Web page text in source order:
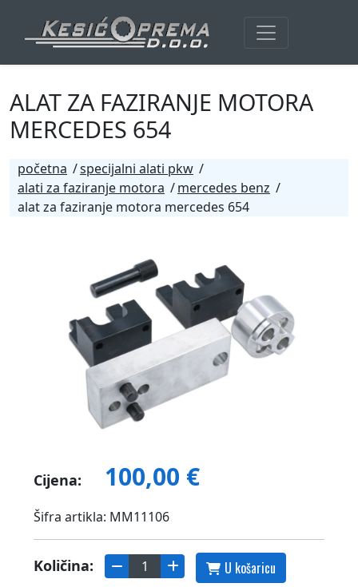
ALAT ZA FAZIRANJE MOTORA
MERCEDES 654
početna
specijalni alati pkw
alati za faziranje motora
mercedes benz
alat za faziranje motora mercedes 654
Cijena: 100,00 €
Šifra artikla: MM11106
Količina: U košaricu